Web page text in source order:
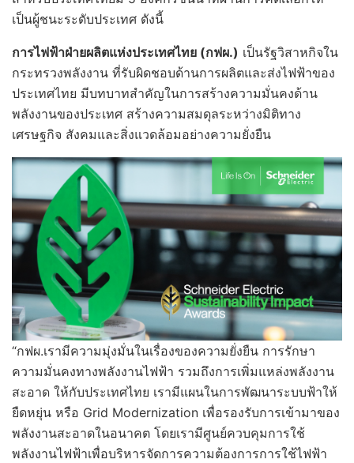
เป็นผู้ชนะระดับประเทศ ดังนี้
การไฟฟ้าฝ่ายผลิตแห่งประเทศไทย (กฟผ.) เป็นรัฐวิสาหกิจใน
กระทรวงพลังงาน ที่รับผิดชอบด้านการผลิตและส่งไฟฟ้าของ
ประเทศไทย มีบทบาทสําคัญในการสร้างความมั่นคงด้าน
พลังงานของประเทศ สร้างความสมดุลระหว่างมิติทาง
เศรษฐกิจ สังคมและสิ่งแวดล้อมอย่างความยั่งยืน
“กฟผ.เรามีความมุ่งมั่นในเรื่องของความยั่งยืน การรักษา
ความมั่นคงทางพลังงานไฟฟ้า รวมถึงการเพิ่มแหล่งพลังงาน
สะอาด ให้กับประเทศไทย เรามีแผนในการพัฒนาระบบฟ้าให้
ยืดหยุ่น หรือ Grid Modernization เพื่อรองรับการเข้ามาของ
พลังงานสะอาดในอนาคต โดยเรามีศูนย์ควบคุมการใช้
พลังงานไฟฟ้าเพื่อบริหารจัดการความต้องการการใช้ไฟฟ้า